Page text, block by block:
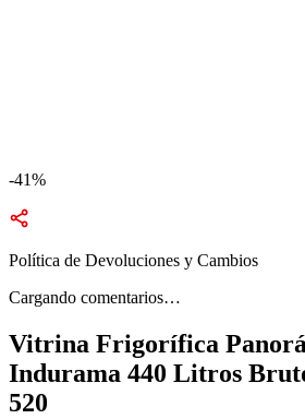
-41%
Política de Devoluciones y Cambios
Cargando comentarios…
Vitrina Frigorífica
Indurama 440 Litros
520